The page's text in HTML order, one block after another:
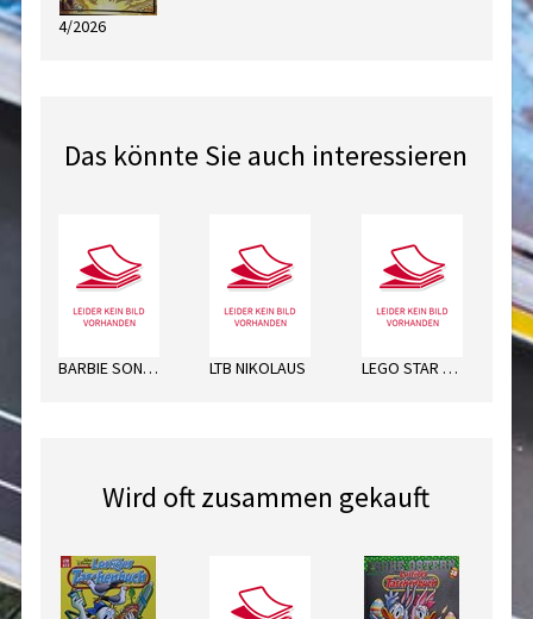
4/2026
Das könnte Sie auch interessieren
BARBIE SONDERHEFT LTB NIKOLAUS LEGO STAR WARS-MÄCHT. ACT. WT
Wird oft zusammen gekauft